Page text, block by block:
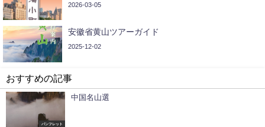
2026-03-05
安徽省黄山ツアーガイド
2025-12-02
おすすめの記事
パンフレット
中国名山選